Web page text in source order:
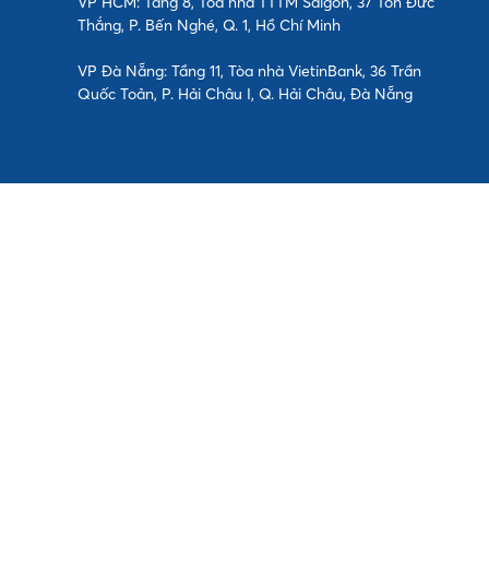
Thắng, P. Bến Nghé, Q. 1, Hồ Chí Minh
VP Đà Nẵng: Tầng 11, Tòa nhà VietinBank, 36 Trần
Quốc Toản, P. Hải Châu I, Q. Hải Châu, Đà Nẵng